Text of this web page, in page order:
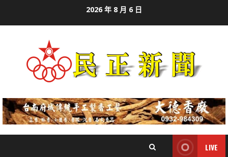
2026 年 8 月 6 日
LIVE